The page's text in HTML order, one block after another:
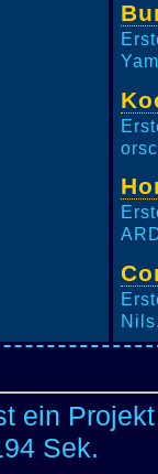
ein
Sek.